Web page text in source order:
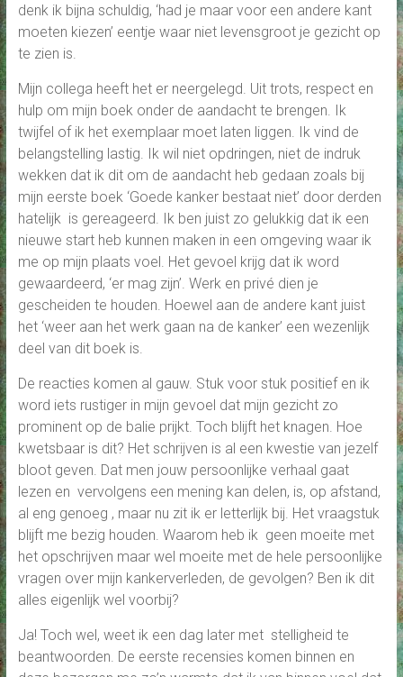
denk ik bijna schuldig, ‘had je maar voor een andere kant
moeten kiezen’ eentje waar niet levensgroot je gezicht op
te zien is.
Mijn collega heeft het er neergelegd. Uit trots, respect en
hulp om mijn boek onder de aandacht te brengen. Ik
twijfel of ik het exemplaar moet laten liggen. Ik vind de
belangstelling lastig. Ik wil niet opdringen, niet de indruk
wekken dat ik dit om de aandacht heb gedaan zoals bij
mijn eerste boek ‘Goede kanker bestaat niet’ door derden
hatelijk is gereageerd. Ik ben juist zo gelukkig dat ik een
nieuwe start heb kunnen maken in een omgeving waar ik
me op mijn plaats voel. Het gevoel krijg dat ik word
gewaardeerd, ‘er mag zijn’. Werk en privé dien je
gescheiden te houden. Hoewel aan de andere kant juist
het ‘weer aan het werk gaan na de kanker’ een wezenlijk
deel van dit boek is.
De reacties komen al gauw. Stuk voor stuk positief en ik
word iets rustiger in mijn gevoel dat mijn gezicht zo
prominent op de balie prijkt. Toch blijft het knagen. Hoe
kwetsbaar is dit? Het schrijven is al een kwestie van jezelf
bloot geven. Dat men jouw persoonlijke verhaal gaat
lezen en vervolgens een mening kan delen, is, op afstand,
al eng genoeg , maar nu zit ik er letterlijk bij. Het vraagstuk
blijft me bezig houden. Waarom heb ik geen moeite met
het opschrijven maar wel moeite met de hele persoonlijke
vragen over mijn kankerverleden, de gevolgen? Ben ik dit
alles eigenlijk wel voorbij?
Ja! Toch wel, weet ik een dag later met stelligheid te
beantwoorden. De eerste recensies komen binnen en